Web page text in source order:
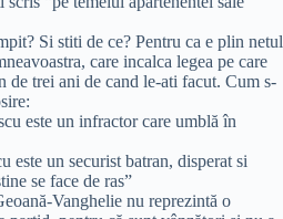
Si stiti de ce? Pentru ca e plin netul
care incalca legea pe care
de trei ani de cand le-ati facut. Cum s-
este un infractor care umblă în
este un securist batran, disperat si
se face de ras”
Vanghelie nu reprezintă o